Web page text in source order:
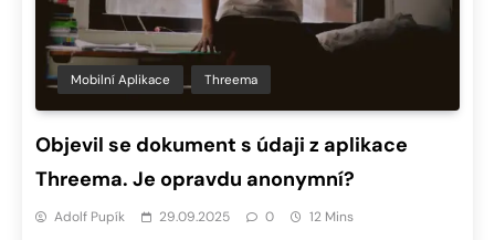
Mobilní Aplikace Threema
Objevil se dokument s údaji z aplikace
Threema. Je opravdu anonymní?
Adolf Pupík 29.09.2025 0 12 Mins